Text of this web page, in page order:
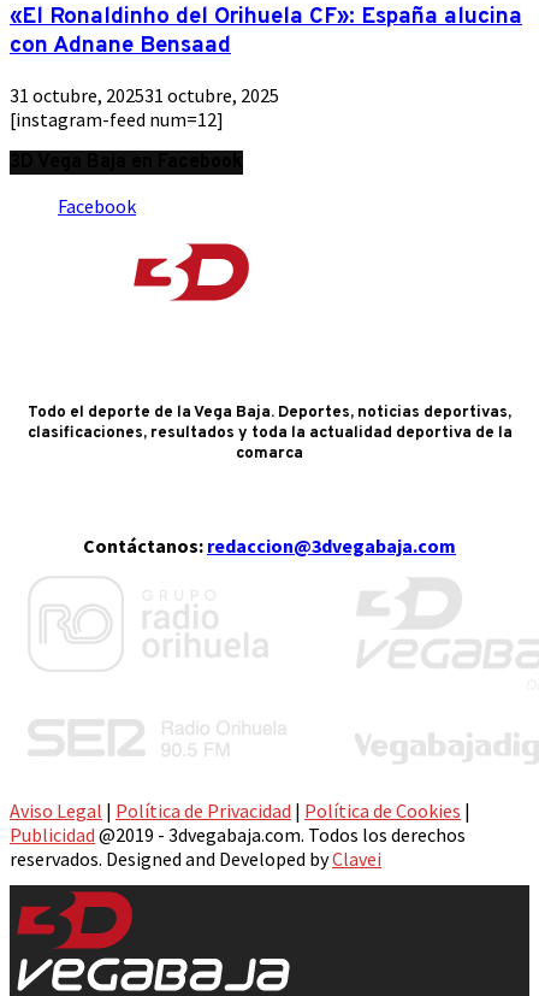
«El Ronaldinho del Orihuela CF»: España alucina
con Adnane Bensaad
31 octubre, 202531 octubre, 2025
[instagram-feed num=12]
Facebook
Todo el deporte de la Vega Baja. Deportes, noticias deportivas,
clasificaciones, resultados y toda la actualidad deportiva de la
comarca
Contáctanos: redaccion@3dvegabaja.com
Aviso Legal | Política de Privacidad | Política de Cookies |
Publicidad @2019 - 3dvegabaja.com. Todos los derechos
reservados. Designed and Developed byClavei